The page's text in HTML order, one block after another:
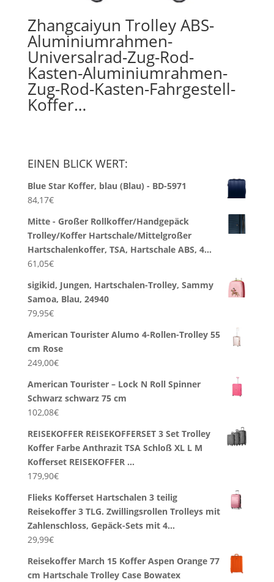
Zhangcaiyun Trolley ABS-
Aluminiumrahmen-
Universalrad-Zug-Rod-
Kasten-Aluminiumrahmen-
Zug-Rod-Kasten-Fahrgestell-
Koffer…
EINEN BLICK WERT:
Blue Star Koffer, blau (Blau) - BD-5971
84,17€
Mitte - Großer Rollkoffer/Handgepäck
Trolley/Koffer Hartschale/Mittelgroßer
Hartschalenkoffer, TSA, Hartschale ABS, 4…
61,05€
sigikid, Jungen, Hartschalen-Trolley, Sammy
Samoa, Blau, 24940
79,95€
American Tourister Alumo 4-Rollen-Trolley 55
cm Rose
249,00€
American Tourister – Lock N Roll Spinner
Schwarz schwarz 75 cm
102,08€
REISEKOFFER REISEKOFFERSET 3 Set Trolley
Koffer Farbe Anthrazit TSA Schloß XL L M
Kofferset REISEKOFFER …
179,90€
Flieks Kofferset Hartschalen 3 teilig
Reisekoffer 3 TLG. Zwillingsrollen Trolleys mit
Zahlenschloss, Gepäck-Sets mit 4…
29,99€
Reisekoffer March 15 Koffer Aspen Orange 77
cm Hartschale Trolley Case Bowatex